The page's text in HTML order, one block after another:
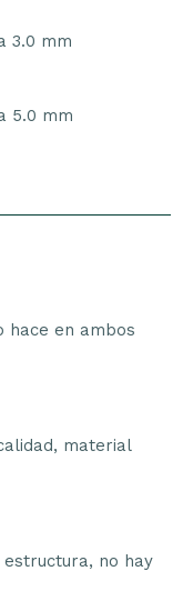
3.0 mm
5.0 mm
hace en ambos
material
no hay